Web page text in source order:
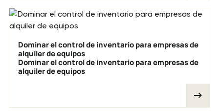
Dominar el control de inventario para empresas de
alquiler de equipos
Dominar el control de inventario para empresas de
alquiler de equipos